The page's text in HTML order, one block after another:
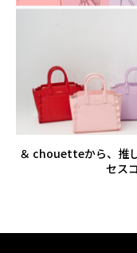
＆ chouetteから、推
セス